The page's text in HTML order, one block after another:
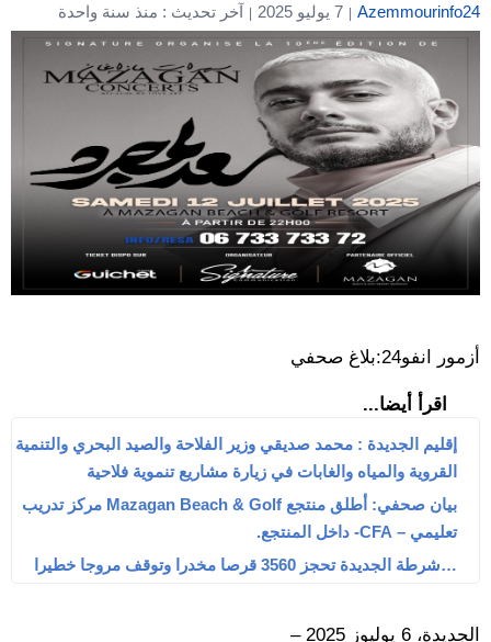
Azemmourinfo24 7 يوليو 2025 آخر تحديث : منذ سنة واحدة
أزمور انفو24:بلاغ صحفي
اقرأ أيضا...
إقليم الجديدة : محمد صديقي وزير الفلاحة والصيد البحري والتنمية
القروية والمياه والغابات في زيارة مشاريع تنموية فلاحية
بيان صحفي: أطلق منتجع Mazagan Beach & Golf مركز تدريب
تعليمي – CFA- داخل المنتجع.
…شرطة الجديدة تحجز 3560 قرصا مخدرا وتوقف مروجا خطيرا
الجديدة، 6 يوليوز 2025 –